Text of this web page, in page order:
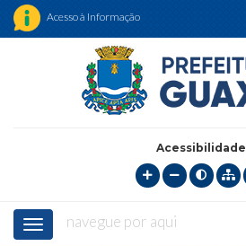
Acesso à Informação
Acessibilidade
Menunavegue por aqui